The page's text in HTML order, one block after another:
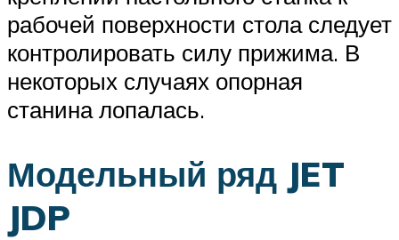
рабочей поверхности стола следует
контролировать силу прижима. В
некоторых случаях опорная
станина лопалась.
Модельный ряд JET
JDP